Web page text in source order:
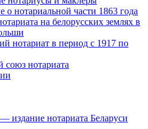
о нотариальной части 1863 года
на белорусских землях в
нотариат в период с 1917 по
нотариата
издание нотариата Беларуси